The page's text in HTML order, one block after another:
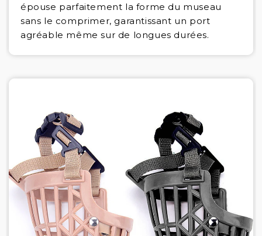
épouse parfaitement la forme du museau
sans le comprimer, garantissant un port
agréable même sur de longues durées.